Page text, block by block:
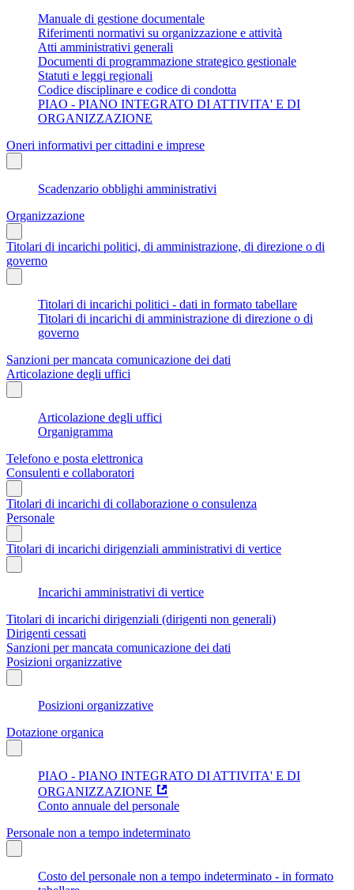
Manuale di gestione documentale
Riferimenti normativi su organizzazione e attività
Atti amministrativi generali
Documenti di programmazione strategico gestionale
Statuti e leggi regionali
Codice disciplinare e codice di condotta
PIAO - PIANO INTEGRATO DI ATTIVITA' E DI
ORGANIZZAZIONE
Oneri informativi per cittadini e imprese
Scadenzario obblighi amministrativi
Organizzazione
Titolari di incarichi politici, di amministrazione, di direzione o di
governo
Titolari di incarichi politici - dati in formato tabellare
Titolari di incarichi di amministrazione di direzione o di
governo
Sanzioni per mancata comunicazione dei dati
Articolazione degli uffici
Articolazione degli uffici
Organigramma
Telefono e posta elettronica
Consulenti e collaboratori
Titolari di incarichi di collaborazione o consulenza
Personale
Titolari di incarichi dirigenziali amministrativi di vertice
Incarichi amministrativi di vertice
Titolari di incarichi dirigenziali (dirigenti non generali)
Dirigenti cessati
Sanzioni per mancata comunicazione dei dati
Posizioni organizzative
Posizioni organizzative
Dotazione organica
PIAO - PIANO INTEGRATO DI ATTIVITA' E DI
ORGANIZZAZIONE
Conto annuale del personale
Personale non a tempo indeterminato
Costo del personale non a tempo indeterminato - in formato